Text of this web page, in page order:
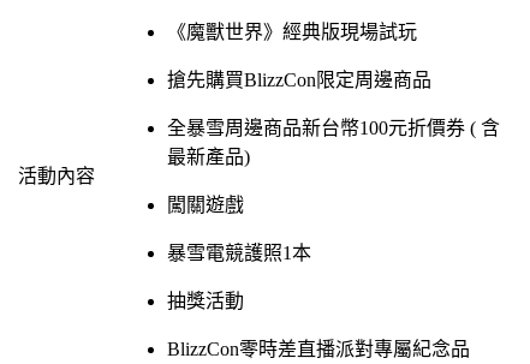
活動內容
《魔獸世界》經典版現場試玩
搶先購買BlizzCon 限定周邊商品
全暴雪周邊商品新台幣100元折價券 ( 含
最新產品)
闖關遊戲
暴雪電競護照1本
抽獎活動
BlizzCon零時差直播派對專屬紀念品